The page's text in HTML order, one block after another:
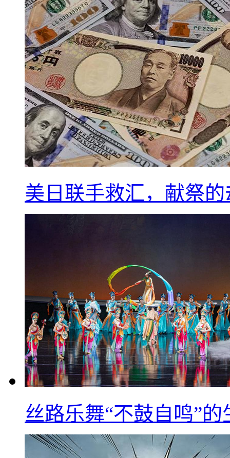
美日联手救汇，献祭
丝路乐舞“不鼓自鸣”